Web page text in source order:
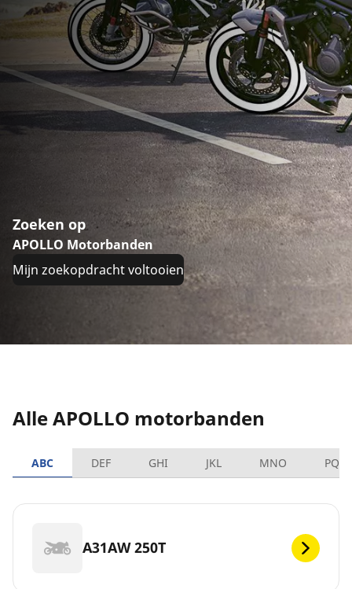
Zoeken op
APOLLO Motorbanden
Mijn zoekopdracht voltooien
Alle APOLLO motorbanden
ABC DEF GHI JKL MNO PQRS
A31AW 250T